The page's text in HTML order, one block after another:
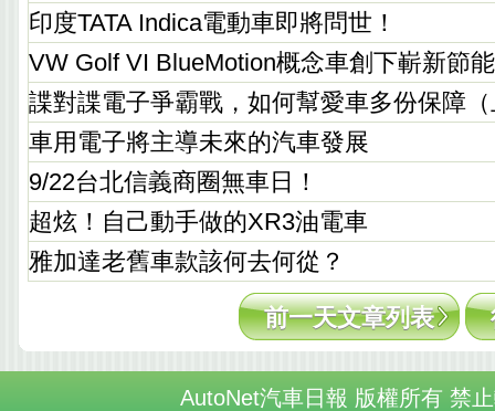
印度TATA Indica電動車即將問世！
VW Golf VI BlueMotion概念車創下嶄新節
諜對諜電子爭霸戰，如何幫愛車多份保障
車用電子將主導未來的汽車發展
9/22台北信義商圈無車日！
超炫！自己動手做的XR3油電車
雅加達老舊車款該何去何從？
前一天文章列表
AutoNet汽車日報 版權所有 禁